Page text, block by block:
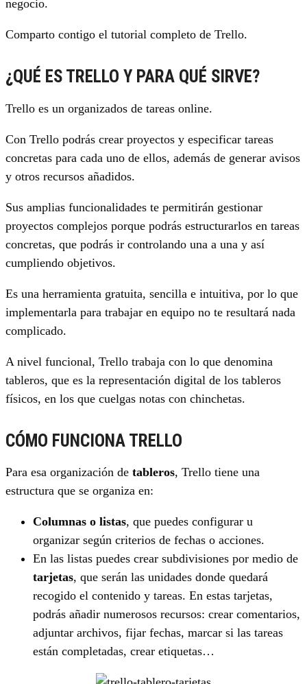
negocio.
Comparto contigo el tutorial completo de Trello.
¿QUÉ ES TRELLO Y PARA QUÉ SIRVE?
Trello es un organizados de tareas online.
Con Trello podrás crear proyectos y especificar tareas
concretas para cada uno de ellos, además de generar avisos
y otros recursos añadidos.
Sus amplias funcionalidades te permitirán gestionar
proyectos complejos porque podrás estructurarlos en tareas
concretas, que podrás ir controlando una a una y así
cumpliendo objetivos.
Es una herramienta gratuita, sencilla e intuitiva, por lo que
implementarla para trabajar en equipo no te resultará nada
complicado.
A nivel funcional, Trello trabaja con lo que denomina
tableros, que es la representación digital de los tableros
físicos, en los que cuelgas notas con chinchetas.
CÓMO FUNCIONA TRELLO
Para esa organización de tableros, Trello tiene una
estructura que se organiza en:
Columnas o listas, que puedes configurar u
organizar según criterios de fechas o acciones.
En las listas puedes crear subdivisiones por medio de
tarjetas, que serán las unidades donde quedará
recogido el contenido y tareas. En estas tarjetas,
podrás añadir numerosos recursos: crear comentarios,
adjuntar archivos, fijar fechas, marcar si las tareas
están completadas, crear etiquetas…